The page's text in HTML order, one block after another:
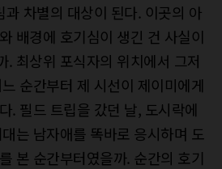
차별의 대상이 된다. 이곳의 아
배경에 호기심이 생긴 건 사실이
. 최상위 포식자의 위치에서 그저
순간부터 제 시선이 제이미에게
. 필드 트립을 갔던 날, 도시락에
는 남자애를 똑바로 응시하며 도
본 순간부터였을까. 순간의 호기